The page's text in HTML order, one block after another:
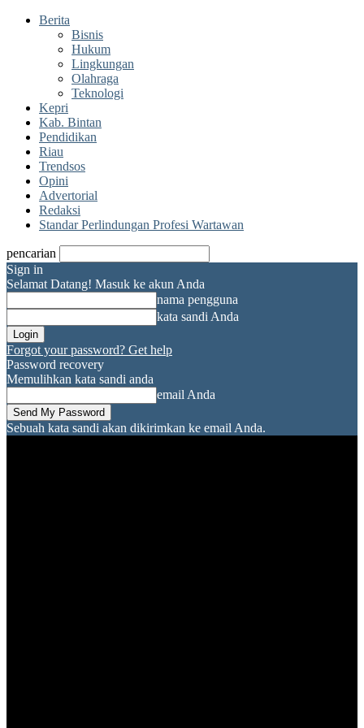
Berita
Bisnis
Hukum
Lingkungan
Olahraga
Teknologi
Kepri
Kab. Bintan
Pendidikan
Riau
Trendsos
Opini
Advertorial
Redaksi
Standar Perlindungan Profesi Wartawan
pencarian
Sign in
Selamat Datang! Masuk ke akun Anda
nama pengguna
kata sandi Anda
Forgot your password? Get help
Password recovery
Memulihkan kata sandi anda
email Anda
Sebuah kata sandi akan dikirimkan ke email Anda.